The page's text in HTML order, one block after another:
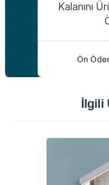
Kalanını
Ön
İlgili